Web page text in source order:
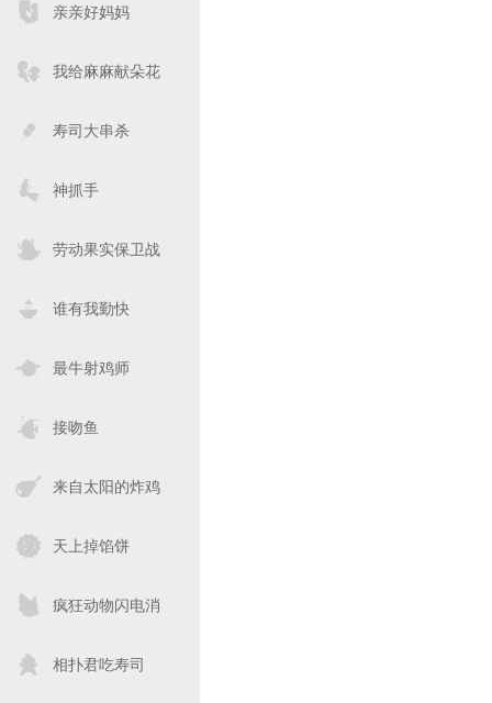
亲亲好妈妈
我给麻麻献朵花
寿司大串杀
神抓手
劳动果实保卫战
谁有我勤快
最牛射鸡师
接吻鱼
来自太阳的炸鸡
天上掉馅饼
疯狂动物闪电消
相扑君吃寿司